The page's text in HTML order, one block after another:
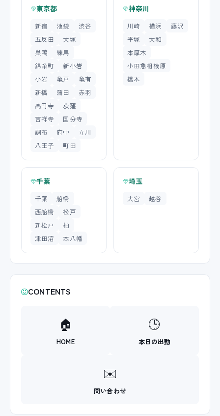
東京都
新宿 池袋
渋谷
五反田
大塚
巣鴨
練馬
錦糸町
新小岩
小岩
亀戸
亀有
新橋
蒲田
赤羽
高円寺
荻窪
吉祥寺
国分寺
調布
府中
立川
八王子
町田
神奈川
川崎 横浜
藤沢
平塚
大和
本厚木
小田急相模原
橋本
千葉
千葉
船橋
西船橋
松戸
新松戸
柏
津田沼
本八幡
埼玉
大宮 越谷
CONTENTS
🏠
HOME
🕒
本日の出勤
✉️
問い合わせ